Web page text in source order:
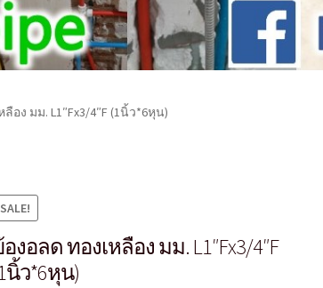
อง มม. L1″Fx3/4″F (1นิ้ว*6หุน)
SALE!
งอลด ทองเหลือง มม. L1″Fx3/4″F
นิ้ว*6หุน)